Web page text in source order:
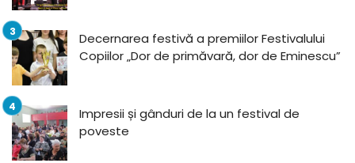
Decernarea festivă a premiilor Festivalului
Copiilor „Dor de primăvară, dor de Eminescu”
Impresii și gânduri de la un festival de
poveste